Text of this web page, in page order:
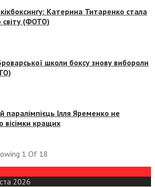
Катерина Титаренко стала
світу (ФОТО)
школи боксу знову вибороли
паралімпієць Ілля Яременко не
вісімки кращих
1 Of 18
2026